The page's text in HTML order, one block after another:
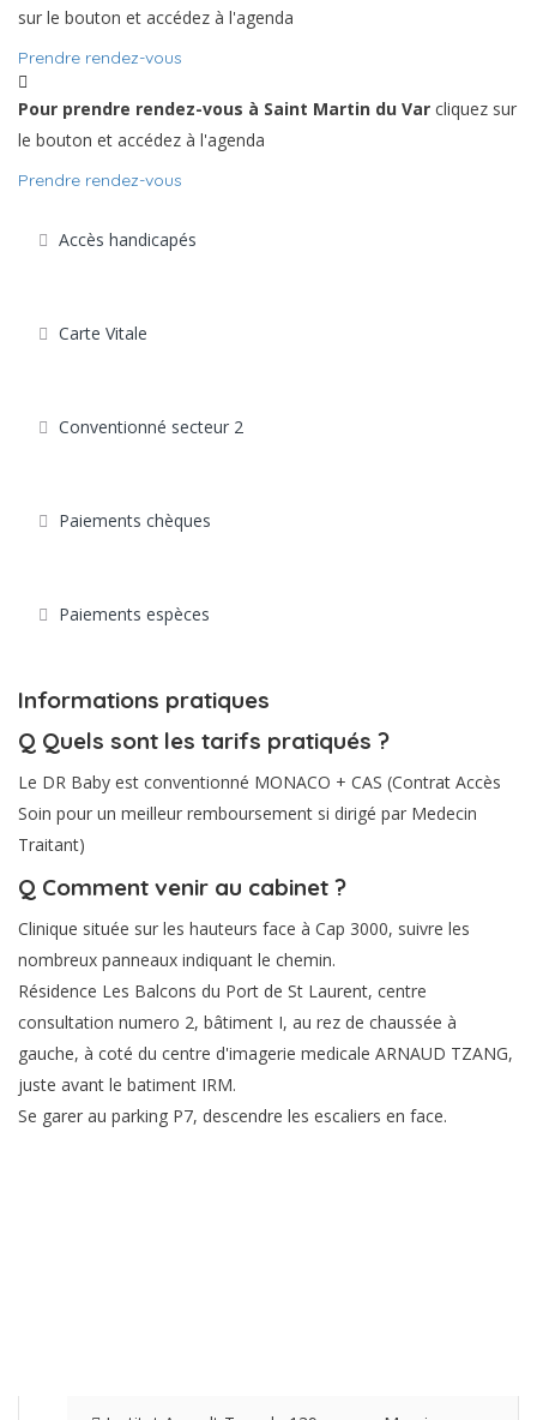
sur le bouton et accédez à l'agenda
Prendre rendez-vous
Pour prendre rendez-vous à Saint Martin du Var cliquez sur
le bouton et accédez à l'agenda
Prendre rendez-vous
Accès handicapés
Carte Vitale
Conventionné secteur 2
Paiements chèques
Paiements espèces
Informations pratiques
Q Quels sont les tarifs pratiqués ?
Le DR Baby est conventionné MONACO + CAS (Contrat Accès
Soin pour un meilleur remboursement si dirigé par Medecin
Traitant)
Q Comment venir au cabinet ?
Clinique située sur les hauteurs face à Cap 3000, suivre les
nombreux panneaux indiquant le chemin.
Résidence Les Balcons du Port de St Laurent, centre
consultation numero 2, bâtiment I, au rez de chaussée à
gauche, à coté du centre d'imagerie medicale ARNAUD TZANG,
juste avant le batiment IRM.
Se garer au parking P7, descendre les escaliers en face.